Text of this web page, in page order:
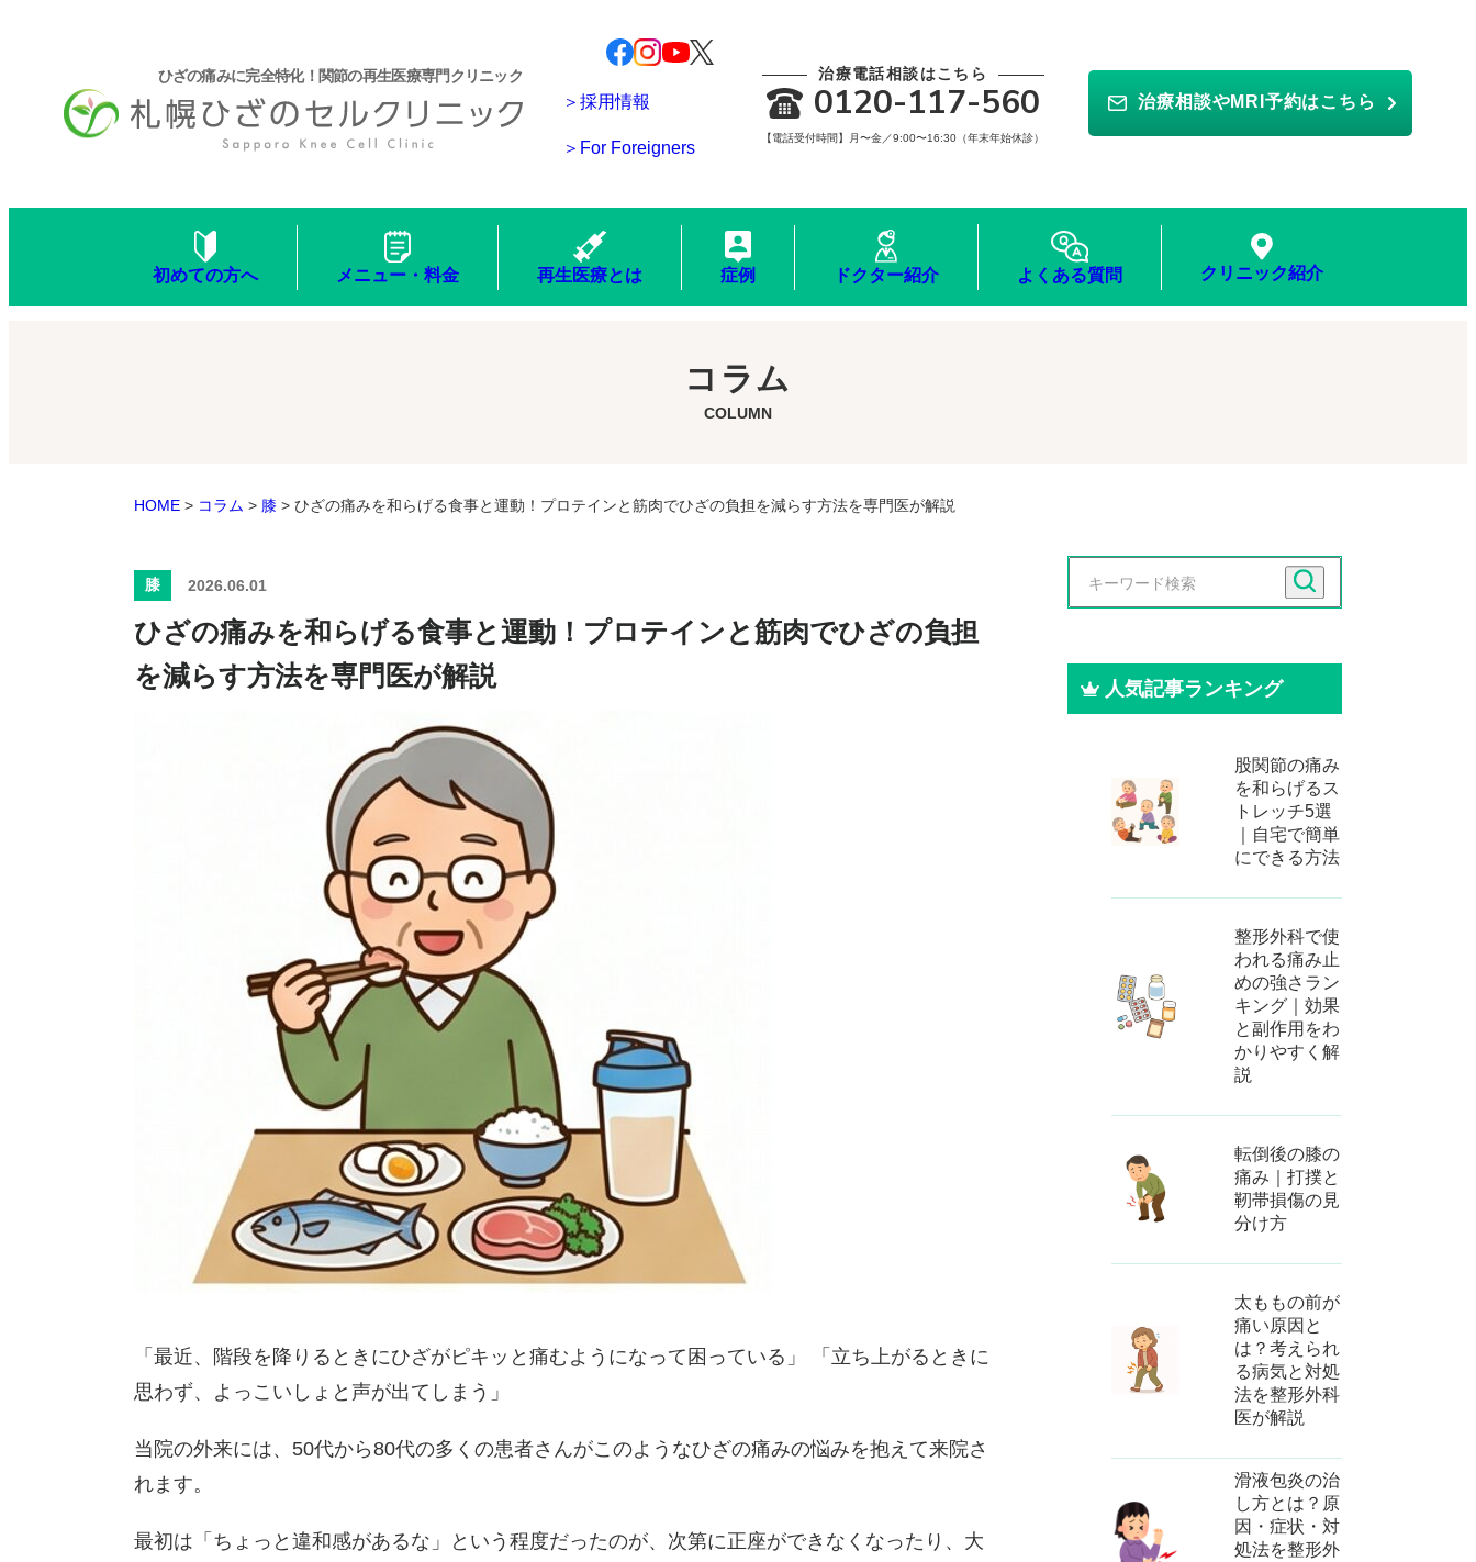
ひざの痛みに完全特化！関節の再生医療専門クリニック
＞採用情報
＞For Foreigners
治療電話相談はこちら
0120-117-560
【電話受付時間】月〜金／9:00〜16:30（年末年始休診）
治療相談やMRI予約はこちら
初めての方へ メニュー・料金 再生医療とは 症例 ドクター紹介 よくある質問 クリニック紹介
コラム
COLUMN
HOME > コラム > 膝 > ひざの痛みを和らげる食事と運動！プロテインと筋肉でひざの負担を減らす方法を専門医が解説
膝 2026.06.01
ひざの痛みを和らげる食事と運動！プロテインと筋肉でひざの負担
を減らす方法を専門医が解説
「最近、階段を降りるときにひざがピキッと痛むようになって困っている」 「立ち上がるときに
思わず、よっこいしょと声が出てしまう」
当院の外来には、50代から80代の多くの患者さんがこのようなひざの痛みの悩みを抱えて来院さ
れます。
最初は「ちょっと違和感があるな」という程度だったのが、次第に正座ができなくなったり、大
人気記事ランキング
股関節の痛み
を和らげるス
トレッチ5選
｜自宅で簡単
にできる方法
整形外科で使
われる痛み止
めの強さラン
キング｜効果
と副作用をわ
かりやすく解
説
転倒後の膝の
痛み｜打撲と
靭帯損傷の見
分け方
太ももの前が
痛い原因と
は？考えられ
る病気と対処
法を整形外科
医が解説
滑液包炎の治
し方とは？原
因・症状・対
処法を整形外